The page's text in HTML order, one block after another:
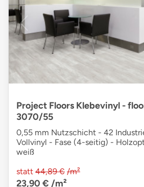
Project Floors Klebevinyl -
3070/55
0,55 mm Nutzschicht - 42
Vollvinyl - Fase (4-seitig) -
weiß
statt 44,89 € /m²
23,90 € /m²